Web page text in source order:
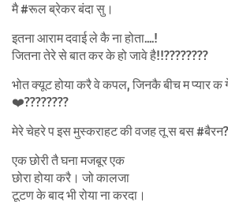
मै #रूल ब्रेकर बंदा सु।
इतना आराम दवाई ले कै ना होता….!
जितना तेरे से बात कर के हो जावे है!!????????
भोत क्यूट होया करै वे कपल, जिनकै बीच म प्यार क
❤️????????
मेरे चेहरे प इस मुस्कराहट की वजह तू स बस
एक छोरी तै घना मजबूर एक
छोरा होया करै। जो कालजा
टूटण के बाद भी रोया ना करदा।